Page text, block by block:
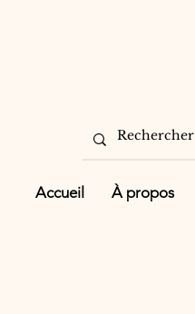
Accueil À propos